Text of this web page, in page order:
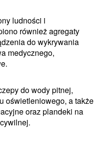
ludności i
również agregaty
do wykrywania
medycznego,
do wody pitnej,
oświetleniowego, a także
oraz plandeki na